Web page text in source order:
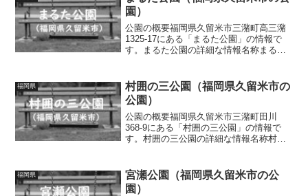
応 トイレなし駐...
園）
公園の概要福岡県久留米市三潴町高三潴
1325-17にある「まるた公園」の情報で
す。まるた公園の詳細な情報名称まるた
遊具ベンチトイレの有無なし車椅子対
応 トイレな...
福岡県
村囲の三公園（福岡県久留米市の
公園）
公園の概要福岡県久留米市三潴町田川
368-9にある「村囲の三公園」の情報で
す。村囲の三公園の詳細な情報名称村囲
遊具滑り台、鉄棒、砂場、ベンチトイレ
の有無なし車椅子...
福岡県
宮瀬公園（福岡県久留米市の公
園）